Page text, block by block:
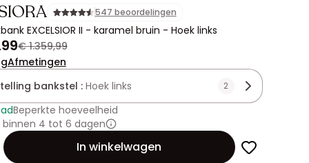
547 beoordelingen
EXCELSIOR II - karamel bruin - Hoek links
€ 1.359,99
Afmetingen
bankstel :Hoek links 2
Beperkte hoeveelheid
binnen 4 tot 6 dagen
In winkelwagen